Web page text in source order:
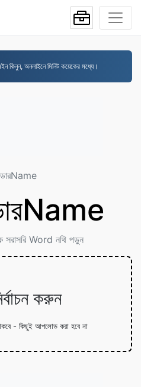
কিনুন, অনলাইনে মিনিট কয়েকের মধ্যে।
সরাসরি Word নথি পড়ুন
করুন
- কিছুই আপলোড করা হবে না